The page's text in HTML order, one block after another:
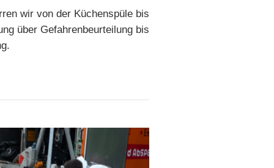
wir von der Küchenspüle bis
über Gefahrenbeurteilung bis